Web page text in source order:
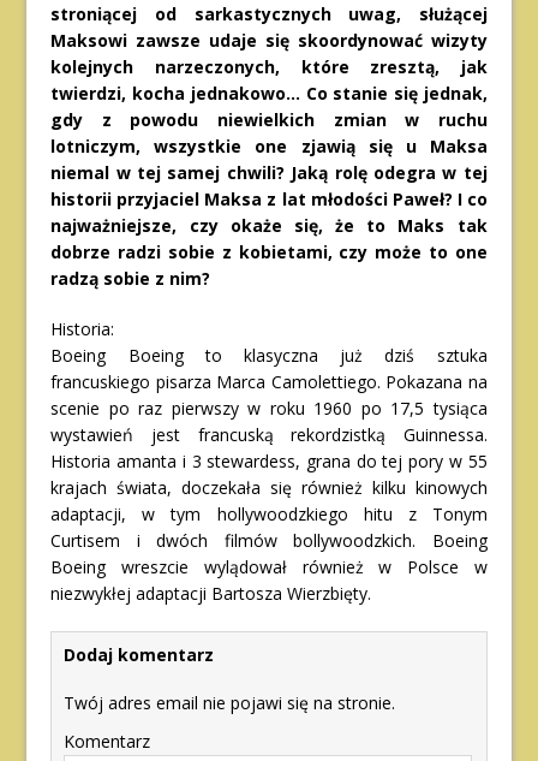
stroniącej od sarkastycznych uwag, służącej
Maksowi zawsze udaje się skoordynować wizyty
kolejnych narzeczonych, które zresztą, jak
twierdzi, kocha jednakowo… Co stanie się jednak,
gdy z powodu niewielkich zmian w ruchu
lotniczym, wszystkie one zjawią się u Maksa
niemal w tej samej chwili? Jaką rolę odegra w tej
historii przyjaciel Maksa z lat młodości Paweł? I co
najważniejsze, czy okaże się, że to Maks tak
dobrze radzi sobie z kobietami, czy może to one
radzą sobie z nim?
Historia:
Boeing Boeing to klasyczna już dziś sztuka
francuskiego pisarza Marca Camolettiego. Pokazana na
scenie po raz pierwszy w roku 1960 po 17,5 tysiąca
wystawień jest francuską rekordzistką Guinnessa.
Historia amanta i 3 stewardess, grana do tej pory w 55
krajach świata, doczekała się również kilku kinowych
adaptacji, w tym hollywoodzkiego hitu z Tonym
Curtisem i dwóch filmów bollywoodzkich. Boeing
Boeing wreszcie wylądował również w Polsce w
niezwykłej adaptacji Bartosza Wierzbięty.
Dodaj komentarz
Twój adres email nie pojawi się na stronie.
Komentarz